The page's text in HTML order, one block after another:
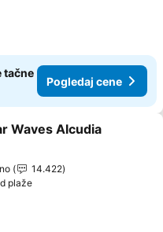
tačne
Pogledaj cene
u favorite
Waves Alcudia
14.422
plaže